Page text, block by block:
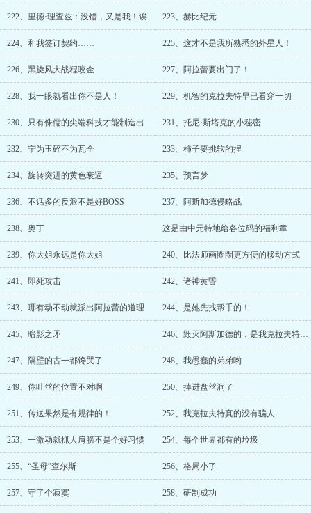
222、里德·理查兹：没错，又是我！诶嘿~ 223、赫比纪元
224、和我签订契约…… 225、这才不是我所熟悉的外星人！
226、黑旋风大战程咬金 227、阿拉蕾要出门了！
228、我一眼就看出你不是人！ 229、机智的克拉夫特早已看穿一切
230、只有侏儒的尖端科技才能制造出足以改变整个世界的装置！ 231、托尼·斯塔克的小秘密
232、宁为玉碎不为瓦全 233、柿子要挑软的捏
234、旋转突进的黄色衰逼 235、预言梦
236、不话多的反派不是好BOSS 237、阿斯加德侵略战
238、奥丁 这是由中元特地给各位码的福利章
239、你大姐永远是你大姐 240、比法师画圈圈更方便的移动方式
241、即死攻击 242、诸神黄昏
243、哪有动不动就派出阿拉蕾的道理 244、是她先找帮手的！
245、暗影之矛 246、毁灭阿斯加德的，是我克拉夫特哒！
247、隔壁的古一都馋哭了 248、我愚蠢的弟弟哟
249、你吐丝的位置不对啊 250、掉进盘丝洞了
251、传送果然是有规律的！ 252、我克拉夫特真的没有骗人
253、一激动就抓人肩膀不是个好习惯 254、每个世界都有的垃圾
255、“圣母”查尔斯 256、格局小了
257、守了个寂寞 258、研制成功